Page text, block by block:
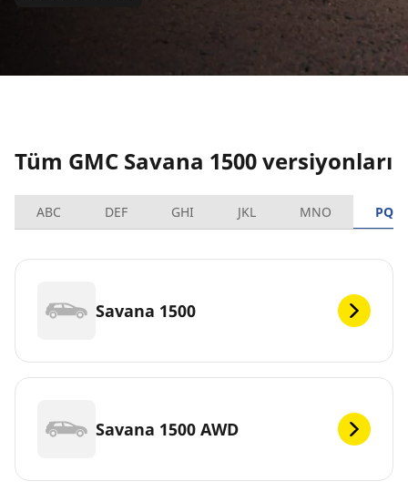
Tüm GMC Savana 1500 versiyonları
ABC DEF GHI JKL MNO PQRS
Savana 1500
Savana 1500 AWD